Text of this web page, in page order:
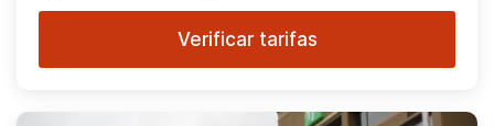
Verificar tarifas